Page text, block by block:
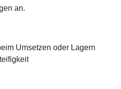
an.
Umsetzen oder Lagern